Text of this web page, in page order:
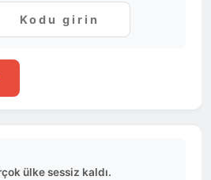
ülke sessiz kaldı.